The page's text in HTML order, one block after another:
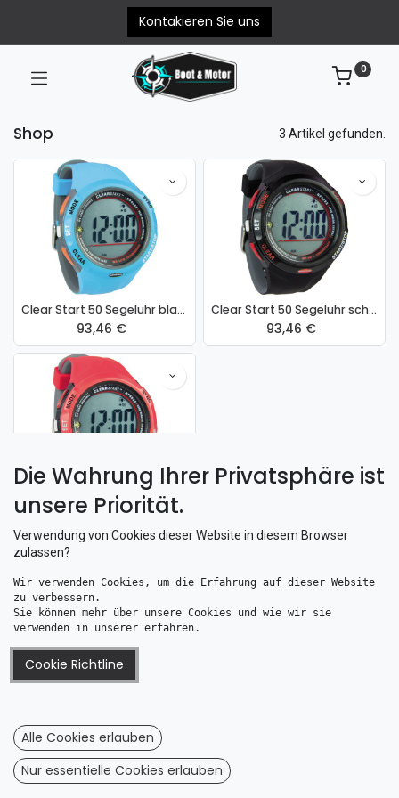
Kontakieren Sie uns
0
Shop 3 Artikel gefunden.
Clear Start 50 Segeluhr blau-grau
93,46 €
Clear Start 50 Segeluhr schwarz-grau
93,46 €
Clear Start 50 Segeluhr rot-grau
Information
Impressum
AGB
Wiederrufsrecht
Wiederrufsformular
Die Wahrung Ihrer Privatsphäre ist
unsere Priorität.
Verwendung von Cookies dieser Website in diesem Browser
zulassen?
Wir verwenden Cookies, um die Erfahrung auf dieser Website
zu verbessern.
Sie können mehr über unsere Cookies und wie wir sie
verwenden in unserer erfahren.
Cookie Richtline
Alle Cookies erlauben
Nur essentielle Cookies erlauben